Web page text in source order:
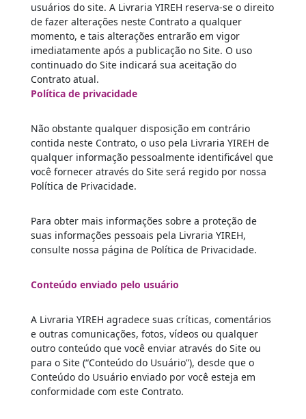
usuários do site. A Livraria YIREH reserva-se o direito
de fazer alterações neste Contrato a qualquer
momento, e tais alterações entrarão em vigor
imediatamente após a publicação no Site. O uso
continuado do Site indicará sua aceitação do
Contrato atual.
Política de privacidade
Não obstante qualquer disposição em contrário
contida neste Contrato, o uso pela Livraria YIREH de
qualquer informação pessoalmente identificável que
você fornecer através do Site será regido por nossa
Política de Privacidade.
Para obter mais informações sobre a proteção de
suas informações pessoais pela Livraria YIREH,
consulte nossa página de Política de Privacidade.
Conteúdo enviado pelo usuário
A Livraria YIREH agradece suas críticas, comentários
e outras comunicações, fotos, vídeos ou qualquer
outro conteúdo que você enviar através do Site ou
para o Site (“Conteúdo do Usuário”), desde que o
Conteúdo do Usuário enviado por você esteja em
conformidade com este Contrato.